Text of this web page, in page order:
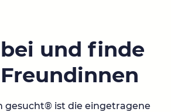
und finde
gesucht® ist die eingetragene